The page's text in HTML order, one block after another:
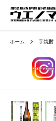
ホーム 芋焼酎